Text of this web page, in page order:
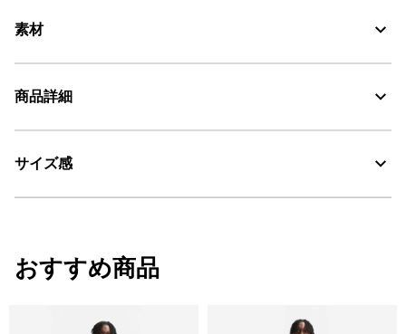
×1
背面にベルトループ
素材
UV CUT：紫外線カット
漂白処理はできない。
脱水後、つり干し乾燥がよい。
商品詳細
・色：ノワール（ブラック） (003)
サイズ感
XS
28.5
おすすめ商品